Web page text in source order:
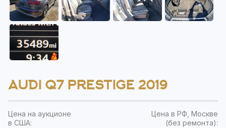
AUDI Q7 PRESTIGE 2019
Цена на аукционе
в США:
Цена в РФ, Москве
(без ремонта):